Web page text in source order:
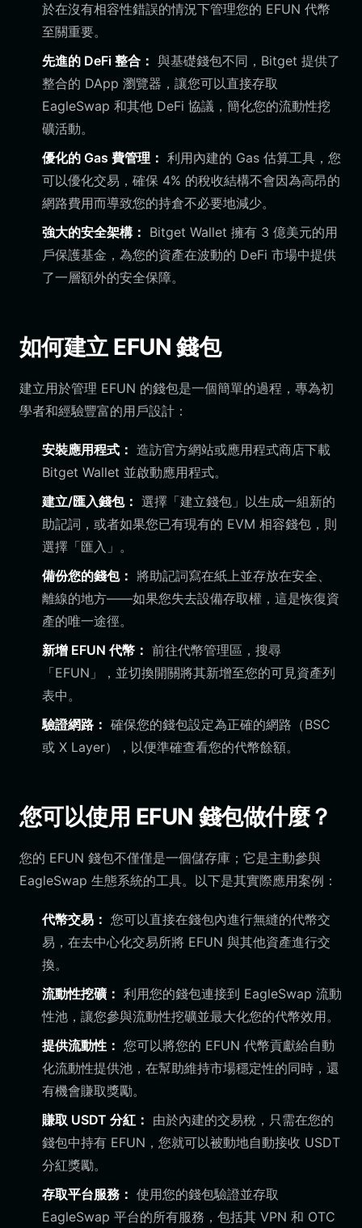
於在沒有相容性錯誤的情況下管理您的 EFUN 代幣
至關重要。
先進的 DeFi 整合： 與基礎錢包不同，Bitget 提供了
整合的 DApp 瀏覽器，讓您可以直接存取
EagleSwap 和其他 DeFi 協議，簡化您的流動性挖
礦活動。
優化的 Gas 費管理： 利用內建的 Gas 估算工具，您
可以優化交易，確保 4% 的稅收結構不會因為高昂的
網路費用而導致您的持倉不必要地減少。
強大的安全架構： Bitget Wallet 擁有 3 億美元的用
戶保護基金，為您的資產在波動的 DeFi 市場中提供
了一層額外的安全保障。
如何建立 EFUN 錢包
建立用於管理 EFUN 的錢包是一個簡單的過程，專為初
學者和經驗豐富的用戶設計：
安裝應用程式： 造訪官方網站或應用程式商店下載
Bitget Wallet 並啟動應用程式。
建立/匯入錢包： 選擇「建立錢包」以生成一組新的
助記詞，或者如果您已有現有的 EVM 相容錢包，則
選擇「匯入」。
備份您的錢包： 將助記詞寫在紙上並存放在安全、
離線的地方——如果您失去設備存取權，這是恢復資
產的唯一途徑。
新增 EFUN 代幣： 前往代幣管理區，搜尋
「EFUN」，並切換開關將其新增至您的可見資產列
表中。
驗證網路： 確保您的錢包設定為正確的網路（BSC
或 X Layer），以便準確查看您的代幣餘額。
您可以使用 EFUN 錢包做什麼？
您的 EFUN 錢包不僅僅是一個儲存庫；它是主動參與
EagleSwap 生態系統的工具。以下是其實際應用案例：
代幣交易： 您可以直接在錢包內進行無縫的代幣交
易，在去中心化交易所將 EFUN 與其他資產進行交
換。
流動性挖礦： 利用您的錢包連接到 EagleSwap 流動
性池，讓您參與流動性挖礦並最大化您的代幣效用。
提供流動性： 您可以將您的 EFUN 代幣貢獻給自動
化流動性提供池，在幫助維持市場穩定性的同時，還
有機會賺取獎勵。
賺取 USDT 分紅： 由於內建的交易稅，只需在您的
錢包中持有 EFUN，您就可以被動地自動接收 USDT
分紅獎勵。
存取平台服務： 使用您的錢包驗證並存取
EagleSwap 平台的所有服務，包括其 VPN 和 OTC